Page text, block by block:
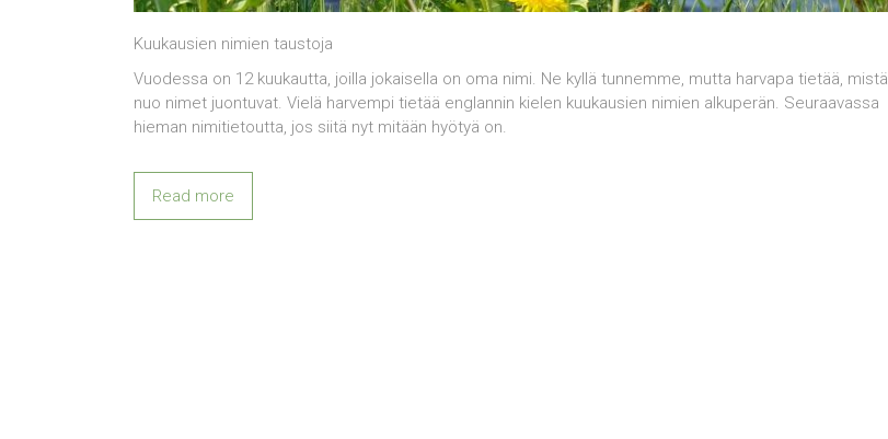
Kuukausien nimien taustoja
Vuodessa on 12 kuukautta, joilla jokaisella on oma nimi. Ne kyllä tunnemme, mutta harvapa tietää, mistä
nuo nimet juontuvat. Vielä harvempi tietää englannin kielen kuukausien nimien alkuperän. Seuraavassa
hieman nimitietoutta, jos siitä nyt mitään hyötyä on.
Read more